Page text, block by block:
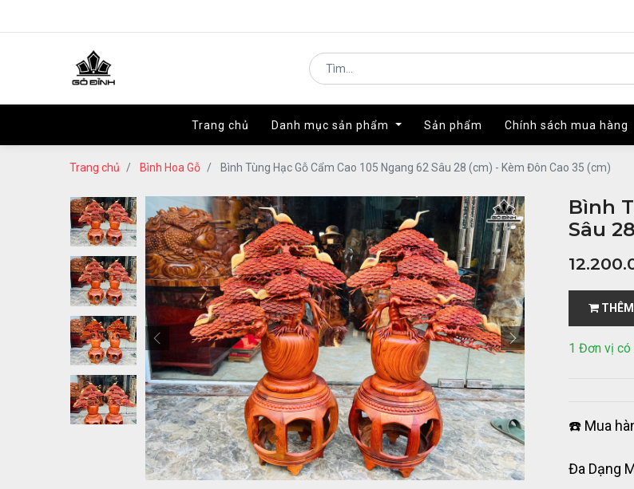
Trang chủ Danh mục sản phẩm Sản phẩm Chính sách mua hàng
Trang chủ Danh mục sản phẩm Sản phẩm Chính sách mua hàng
Trang chủ Bình Hoa Gỗ Bình Tùng Hạc Gỗ Cẩm Cao 105 Ngang 62 Sâu 28 (cm) - Kèm Đôn Cao 35 (cm)
Bình
Sâu
1 Đơn vị có
☎️ Mua
Đa Dạng